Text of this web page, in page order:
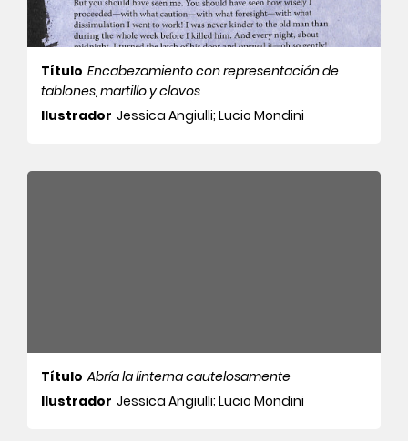
Título Encabezamiento con representación de
tablones, martillo y clavos
Ilustrador Jessica Angiulli; Lucio Mondini
Título Abría la linterna cautelosamente
Ilustrador Jessica Angiulli; Lucio Mondini